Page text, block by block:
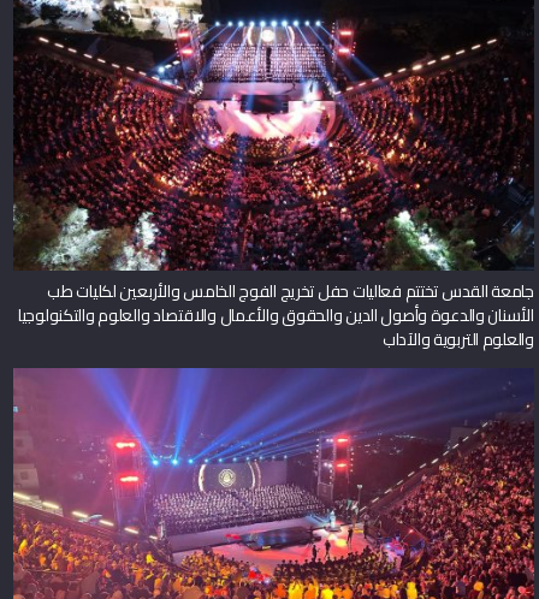
جامعة القدس تختتم فعاليات حفل تخريج الفوج الخامس والأربعين لكليات طب
الأسنان والدعوة وأصول الدين والحقوق والأعمال والاقتصاد والعلوم والتكنولوجيا
والعلوم التربوية والآداب